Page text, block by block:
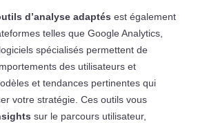
d’analyse adaptés est également
telles que Google Analytics,
spécialisés permettent de
des utilisateurs et
et tendances pertinentes qui
votre stratégie. Ces outils vous
sur le parcours utilisateur,